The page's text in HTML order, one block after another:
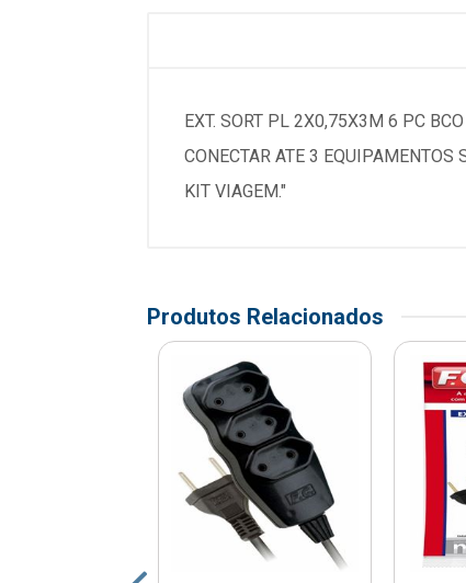
EXT. SORT PL 2X0,75X3M 6 PC
CONECTAR ATE 3 EQUIPAMENTOS
KIT VIAGEM."
Produtos Relacionados